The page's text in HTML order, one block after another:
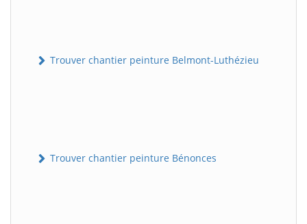
Trouver chantier peinture Belmont-Luthézieu
Trouver chantier peinture Bénonces